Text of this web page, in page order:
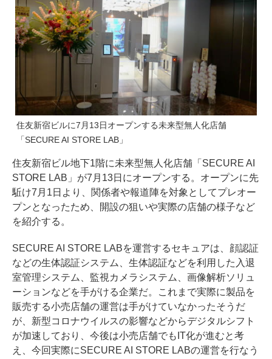
住友新宿ビルに7月13日オープンする未来型無人化店舗
「SECURE AI STORE LAB」
住友新宿ビル地下1階に未来型無人化店舗「SECURE AI
STORE LAB」が7月13日にオープンする。オープンに先
駈け7月1日より、関係者や報道陣を対象としてプレオー
プンとなったため、開設の狙いや実際の店舗の様子など
を紹介する。
SECURE AI STORE LABを運営するセキュアは、顔認証
などの生体認証システム、生体認証などを利用した入退
室管理システム、監視カメラシステム、画像解析ソリュ
ーションなどを手がける企業だ。これまで実際に製品を
販売する小売店舗の運営は手がけていなかったそうだ
が、新型コロナウイルスの影響などからデジタルシフト
が加速しており、今後は小売店舗でもIT化が進むと考
え、今回実際にSECURE AI STORE LABの運営を行なう